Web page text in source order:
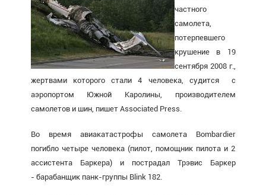
частного
самолета,
потерпевшего
крушение в 19
сентября 2008 г.,
жертвами которого стали 4 человека, судится с
аэропортом Южной Каролины, производителем
самолетов и шин, пишет Associated Press.
Во время авиакатастрофы самолета Bombardier
погибло четыре человека (пилот, помощник пилота и 2
ассистента Баркера) и пострадал Трэвис Баркер
- барабанщик панк-группы Blink 182.